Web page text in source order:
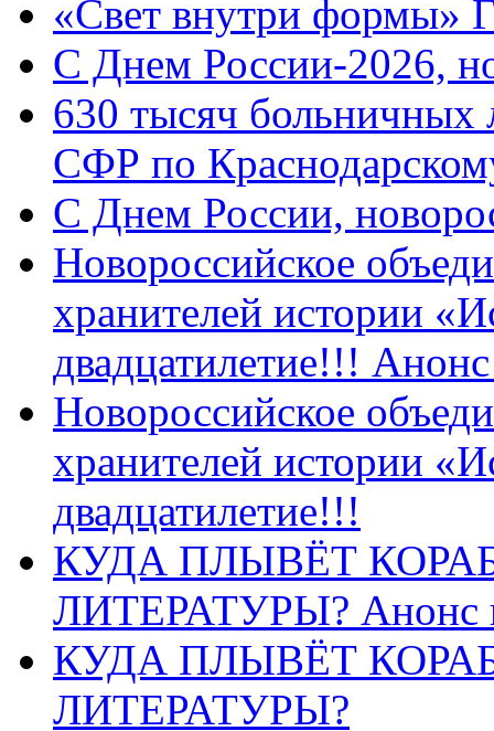
«Свет внутри формы»
C Днем России-2026,
630 тысяч больничных
СФР по
C Днем России,
Новороссийское
хранителей истории
двадцатилетие!!!
Новороссийское
хранителей истории
двадцатилетие!!!
КУДА ПЛЫВЁТ
ЛИТЕРАТУРЫ? Анонс
КУДА ПЛЫВЁТ
ЛИТЕРАТУРЫ?